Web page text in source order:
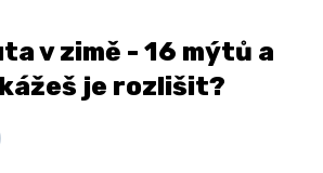
v zimě - 16 mýtů a
je rozlišit?